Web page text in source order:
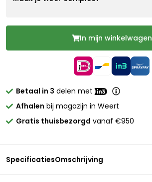
In mijn winkelwagen
Betaal in 3 delen met
Afhalen bij magazijn in Weert
Gratis thuisbezorgd vanaf €950
SpecificatiesOmschrijving